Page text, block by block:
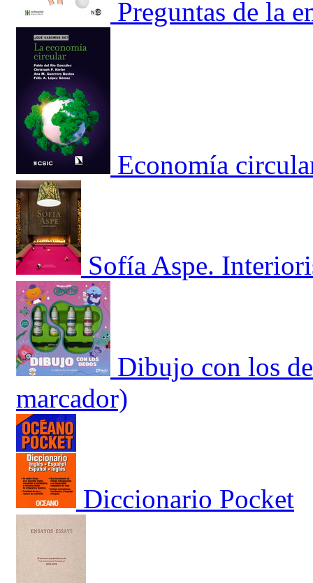
Preguntas de la
Economía
Sofía Aspe.
Dibujo con los
marcador)
Diccionario Pocket